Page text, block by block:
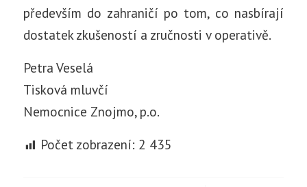
především do zahraničí po tom, co nasbírají
dostatek zkušeností a zručnosti v operativě.
Petra Veselá
Tisková mluvčí
Nemocnice Znojmo, p.o.
Počet zobrazení: 2 435